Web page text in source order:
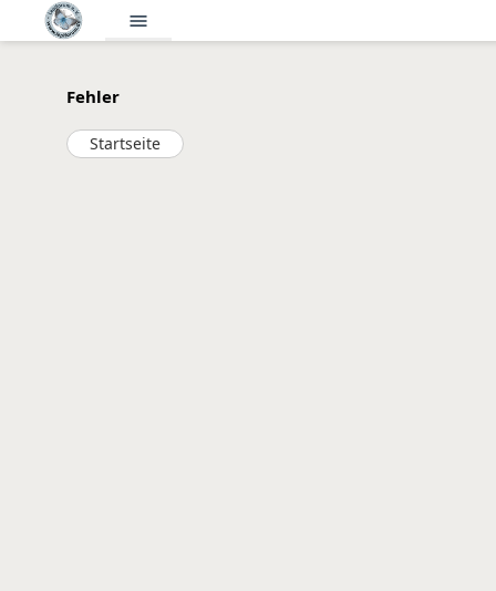
menu
Fehler
Startseite